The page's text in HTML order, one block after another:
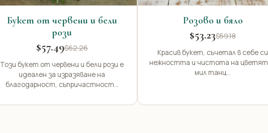
Букет от червени и бели
рози
$57.49$62.26
Този букет от червени и бели рози е
идеален за изразяване на
благодарност, съпричастност...
Розово и бяло
$53.23$59.18
Красив букет, съчетал в себе си
нежността и чистота на
мил танц...